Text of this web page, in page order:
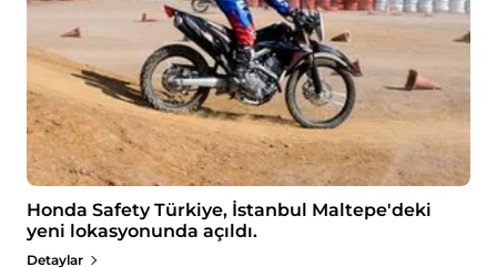
Honda Safety Türkiye, İstanbul Maltepe'deki
yeni lokasyonunda açıldı.
Detaylar